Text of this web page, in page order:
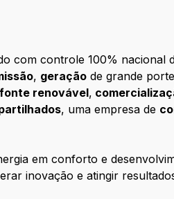
com controle 100% nacional
, geração de grande
fonte renovável,
, uma empresa de
em conforto e
inovação e atingir